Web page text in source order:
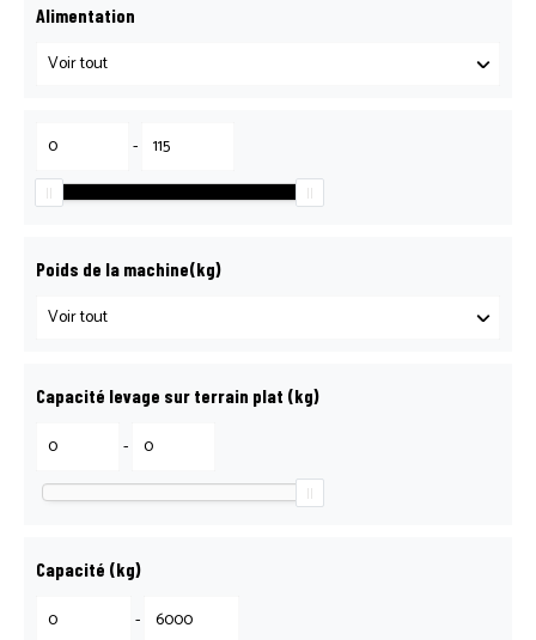
Alimentation
-
Poids de la machine(kg)
Capacité levage sur terrain plat (kg)
-
Capacité (kg)
-